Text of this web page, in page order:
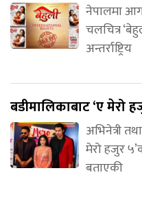
नेपालमा
चलचित्र
अन्तर्राष्ट्रिय
बडीमालिकाबाट ‘ए
अभिनेत्री
मेरो हजुर
बताएकी